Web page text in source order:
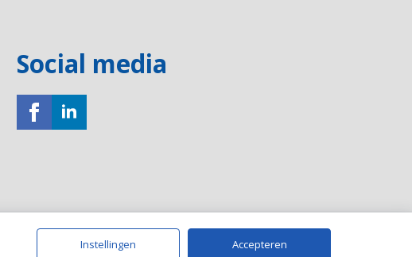
Social media
Instellingen Accepteren